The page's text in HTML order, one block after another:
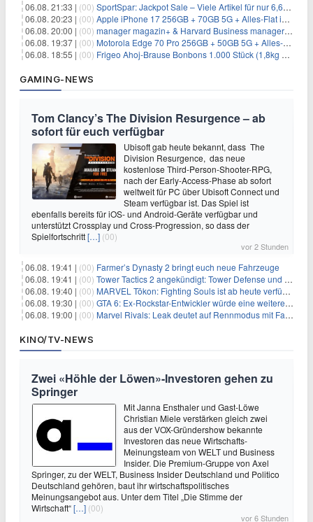
06.08. 21:33 | (00) SportSpar: Jackpot Sale – Viele Artikel für nur 6,66€ – nur 48 Stunden
06.08. 20:23 | (00) Apple iPhone 17 256GB + 70GB 5G + Alles-Flat im Vodafone-Netz für 34,99€/Monat – eff. 4,65€/Monat
06.08. 20:00 | (00) manager magazin+ & Harvard Business manager+ Digital-Kombi-Abo 1 Monat kostenlos
06.08. 19:37 | (00) Motorola Edge 70 Pro 256GB + 50GB 5G + Alles-Flat im Vodafone-Netz für 19,99€/Monat – eff. 0,61€/Monat
06.08. 18:55 | (00) Frigeo Ahoj-Brause Bonbons 1.000 Stück (1,8kg Eimer) für 6,29€
GAMING-NEWS
Tom Clancy’s The Division Resurgence – ab
sofort für euch verfügbar
Ubisoft gab heute bekannt, dass The
Division Resurgence, das neue
kostenlose Third-Person-Shooter-RPG,
nach der Early-Access-Phase ab sofort
weltweit für PC über Ubisoft Connect und
Steam verfügbar ist. Das Spiel ist
ebenfalls bereits für iOS- und Android-Geräte verfügbar und
unterstützt Crossplay und Cross-Progression, so dass der
Spielfortschritt[…] (00)
vor 2 Stunden
06.08. 19:41 | (00) Farmer’s Dynasty 2 bringt euch neue Fahrzeuge
06.08. 19:41 | (00) Tower Tactics 2 angekündigt: Tower Defense und Deckbuilding Kombo kehrt zurück
06.08. 19:40 | (00) MARVEL Tōkon: Fighting Souls ist ab heute verfügbar
06.08. 19:30 | (00) GTA 6: Ex-Rockstar-Entwickler würde eine weitere Verschiebung nicht überraschen
06.08. 19:00 | (00) Marvel Rivals: Leak deutet auf Rennmodus mit Fahrzeugen hin
KINO/TV-NEWS
Zwei «Höhle der Löwen»-Investoren gehen zu
Springer
Mit Janna Ensthaler und Gast-Löwe
Christian Miele verstärken gleich zwei
aus der VOX-Gründershow bekannte
Investoren das neue Wirtschafts-
Meinungsteam von WELT und Business
Insider. Die Premium-Gruppe von Axel
Springer, zu der WELT, Business Insider Deutschland und Politico
Deutschland gehören, baut ihr wirtschaftspolitisches
Meinungsangebot aus. Unter dem Titel „Die Stimme der
Wirtschaft“[…] (00)
vor 6 Stunden